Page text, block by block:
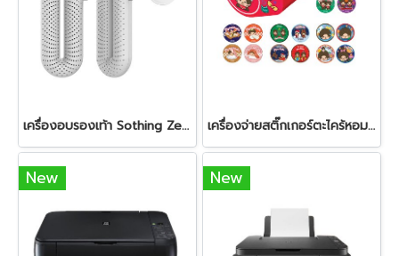
เครื่องอบรองเท้า Sothing Zero Shoe Dryer (White) เครื่องจ่ายสติ๊กเกอร์ตะไคร้หอมและสติ๊กเกอร์ Sothing Mosquito Reprll Dispenser RED / Patch (MONCHHICHI) - เลือกแบบ
New New